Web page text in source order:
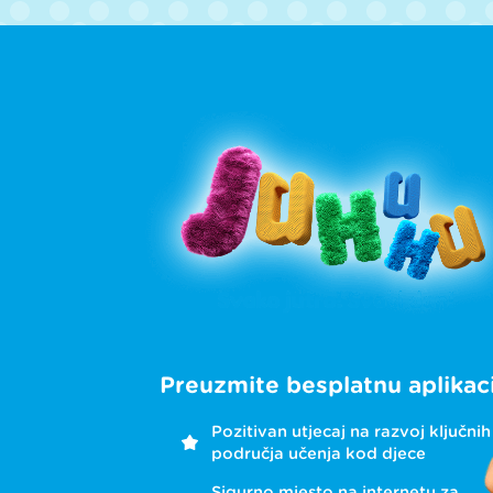
Preuzmite besplatnu
Pozitivan utjecaj na razvoj ključnih
područja učenja kod djece